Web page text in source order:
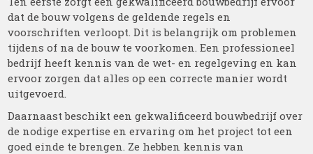
dat de bouw volgens de geldende regels en
voorschriften verloopt. Dit is belangrijk om problemen
tijdens of na de bouw te voorkomen. Een professioneel
bedrijf heeft kennis van de wet- en regelgeving en kan
ervoor zorgen dat alles op een correcte manier wordt
uitgevoerd.
Daarnaast beschikt een gekwalificeerd bouwbedrijf over
de nodige expertise en ervaring om het project tot een
goed einde te brengen. Ze hebben kennis van